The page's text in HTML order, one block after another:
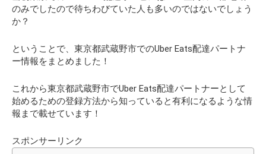
のみでしたので待ちわびていた人も多いのではないでしょう
か？
ということで、東京都武蔵野市でのUber Eats配達パートナ
ー情報をまとめました！
これから東京都武蔵野市でUber Eats配達パートナーとして
始めるための登録方法から知っていると有利になるような情
報まで載せています！
スポンサーリンク